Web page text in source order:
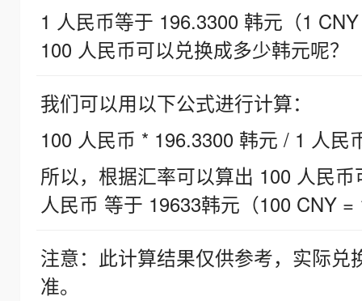
1 人民币等于 196.3300 韩元（1
100 人民币可以兑换成多少韩元呢？
我们可以用以下公式进行计算：
100 人民币 * 196.3300 韩元 / 1 人民
所以，根据汇率可以算出 100 人民
人民币 等于 19633韩元（100 CNY =
注意：此计算结果仅供参考，实际
准。